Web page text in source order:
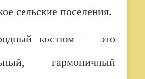
сельские поселения.
костюм — это
гармоничный